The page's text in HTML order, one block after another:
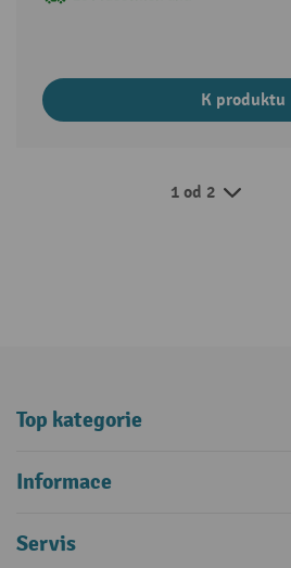
K produktu
1 od 2
Top kategorie
Informace
Servis